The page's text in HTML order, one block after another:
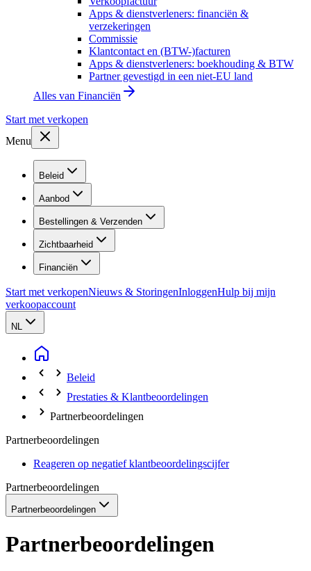
Apps & dienstverleners: financiën &
verzekeringen
Commissie
Klantcontact en (BTW-)facturen
Apps & dienstverleners: boekhouding & BTW
Partner gevestigd in een niet-EU land
Alles van Financiën
Start met verkopen
Menu
Beleid
Aanbod
Bestellingen & Verzenden
Zichtbaarheid
Financiën
Start met verkopenNieuws & StoringenInloggenHulp bij mijn
verkoopaccount
NL
Beleid
Prestaties & Klantbeoordelingen
Partnerbeoordelingen
Partnerbeoordelingen
Reageren op negatief klantbeoordelingscijfer
Partnerbeoordelingen
Partnerbeoordelingen
Partnerbeoordelingen